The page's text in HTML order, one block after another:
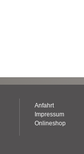
Anfahrt
Impressum
Onlineshop